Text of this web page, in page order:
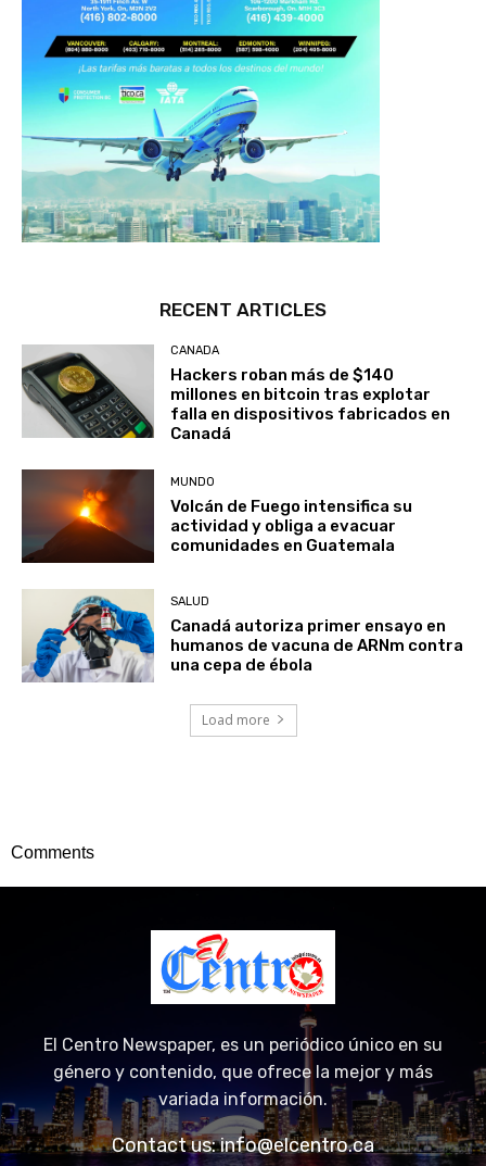
RECENT ARTICLES
CANADA
Hackers roban más de $140
millones en bitcoin tras explotar
falla en dispositivos fabricados en
Canadá
MUNDO
Volcán de Fuego intensifica su
actividad y obliga a evacuar
comunidades en Guatemala
SALUD
Canadá autoriza primer ensayo en
humanos de vacuna de ARNm contra
una cepa de ébola
Load more
Comments
El Centro Newspaper, es un periódico único en su
género y contenido, que ofrece la mejor y más
variada información.
Contact us:info@elcentro.ca